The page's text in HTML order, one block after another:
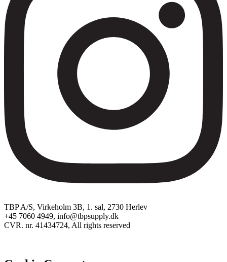
TBP A/S, Virkeholm 3B, 1. sal, 2730 Herlev
+45 7060 4949, info@tbpsupply.dk
CVR. nr. 41434724, All rights reserved